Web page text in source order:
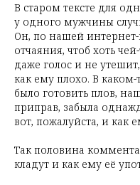
В старом тексте для
у одного мужчины
Он, по нашей интернет-
отчаяния, чтоб хоть
даже голос и не
как ему плохо. В каком-
было готовить плов,
приправ, забыла
вот, пожалуйста, и как
Так половина
кладут и как ему её